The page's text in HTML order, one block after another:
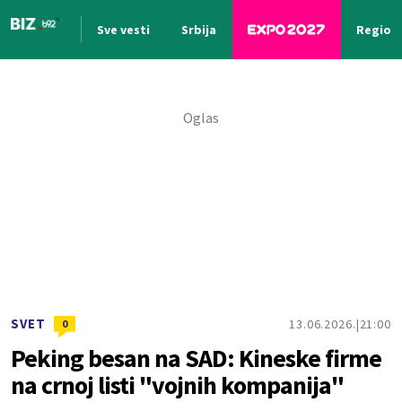
Sve vesti Srbija Region
SVET 0 13.06.2026. 21:00
Peking besan na SAD: Kineske firme
na crnoj listi "vojnih kompanija"